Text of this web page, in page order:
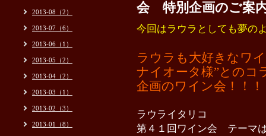
会 特別企画のご案
今回はラウラとしても夢の
ラウラも大好きなワ
ナイオータ様”とのコ
企画のワイン会！！！
ラウライタリコ
第４１回ワイン会 テーマ
2013-08（2）
2013-07（6）
2013-06（1）
2013-05（2）
2013-04（2）
2013-03（1）
2013-02（3）
2013-01（8）